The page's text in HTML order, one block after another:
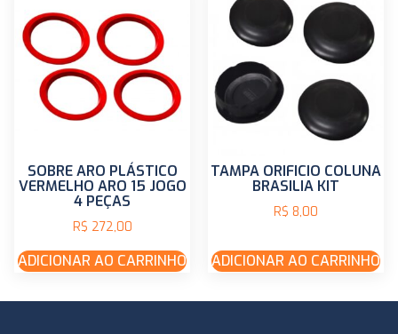
SOBRE ARO PLÁSTICO
VERMELHO ARO 15 JOGO
4 PEÇAS
R$ 272,00
ADICIONAR AO CARRINHO
TAMPA ORIFICIO COLUNA
BRASILIA KIT
R$ 8,00
ADICIONAR AO CARRINHO